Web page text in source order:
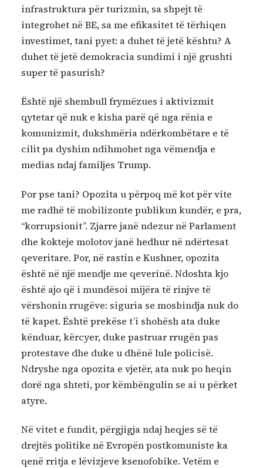
infrastruktura për turizmin, sa shpejt të
integrohet në BE, sa me efikasitet të tërhiqen
investimet, tani pyet: a duhet të jetë kështu? A
duhet të jetë demokracia sundimi i një grushti
super të pasurish?
Është një shembull frymëzues i aktivizmit
qytetar që nuk e kisha parë që nga rënia e
komunizmit, dukshmëria ndërkombëtare e të
cilit pa dyshim ndihmohet nga vëmendja e
medias ndaj familjes Trump.
Por pse tani? Opozita u përpoq më kot për vite
me radhë të mobilizonte publikun kundër, e pra,
“korrupsionit”. Zjarre janë ndezur në Parlament
dhe kokteje molotov janë hedhur në ndërtesat
qeveritare. Por, në rastin e Kushner, opozita
është në një mendje me qeverinë. Ndoshta kjo
është ajo që i mundësoi mijëra të rinjve të
vërshonin rrugëve: siguria se mosbindja nuk do
të kapet. Është prekëse t’i shohësh ata duke
kënduar, kërcyer, duke pastruar rrugën pas
protestave dhe duke u dhënë lule policisë.
Ndryshe nga opozita e vjetër, ata nuk po heqin
dorë nga shteti, por këmbëngulin se ai u përket
atyre.
Në vitet e fundit, përgjigja ndaj heqjes së të
drejtës politike në Evropën postkomuniste ka
qenë rritja e lëvizjeve ksenofobike. Vetëm e